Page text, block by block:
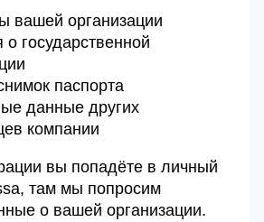
вашей организации
о государственной
паспорта
данные других
компании
вы попадёте в личный
там мы попросим
о вашей организации.